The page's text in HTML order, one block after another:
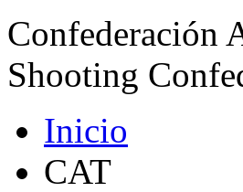
Confederación
Shooting
Inicio
CAT